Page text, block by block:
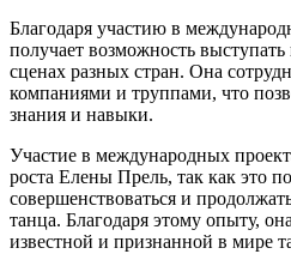
Благодаря участию в
получает возможность
сценах разных стран. Она
компаниями и труппами, что
знания и навыки.
Участие в международных
роста Елены Прель, так как это
совершенствоваться и
танца. Благодаря этому опыту,
известной и признанной в мире